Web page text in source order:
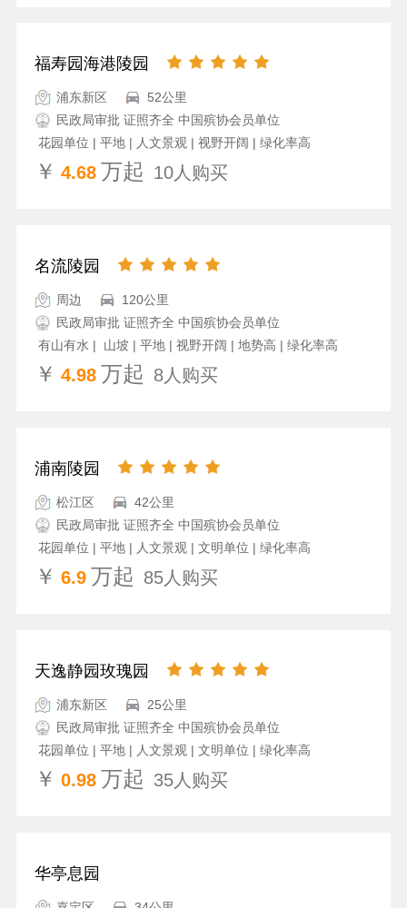
福寿园海港陵园
浦东新区
52公里
民政局审批 证照齐全 中国殡协会员单位
花园单位 | 平地 | 人文景观 | 视野开阔 | 绿化率高
￥ 4.68 万起 10人购买
名流陵园
周边
120公里
民政局审批 证照齐全 中国殡协会员单位
有山有水 | 山坡 | 平地 | 视野开阔 | 地势高 | 绿化率高
￥ 4.98 万起 8人购买
浦南陵园
松江区
42公里
民政局审批 证照齐全 中国殡协会员单位
花园单位 | 平地 | 人文景观 | 文明单位 | 绿化率高
￥ 6.9 万起 85人购买
天逸静园玫瑰园
浦东新区
25公里
民政局审批 证照齐全 中国殡协会员单位
花园单位 | 平地 | 人文景观 | 文明单位 | 绿化率高
￥ 0.98 万起 35人购买
华亭息园